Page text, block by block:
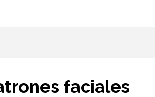
faciales